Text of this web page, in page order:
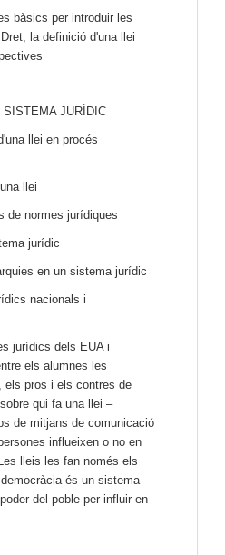
bàsics per introduir les
la definició d'una llei
SISTEMA JURÍDIC
llei en procés
llei
de normes jurídiques
jurídic
en un sistema jurídic
nacionals i
jurídics dels EUA i
els alumnes les
els pros i els contres de
qui fa una llei –
de mitjans de comunicació
influeixen o no en
lleis les fan només els
és un sistema
del poble per influir en